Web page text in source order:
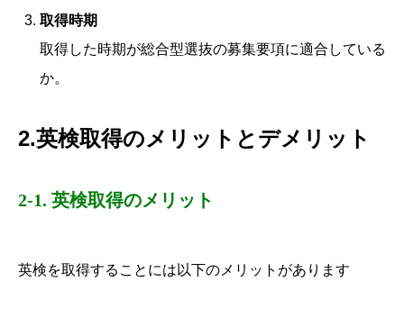
取得時期
取得した時期が総合型選抜の募集要項に適合している
か。
2.英検取得のメリットとデメリット
2-1. 英検取得のメリット
英検を取得することには以下のメリットがあります